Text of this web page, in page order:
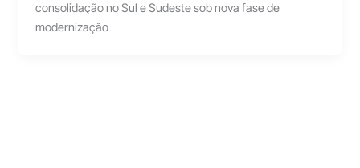
consolidação no Sul e Sudeste sob nova fase de
modernização